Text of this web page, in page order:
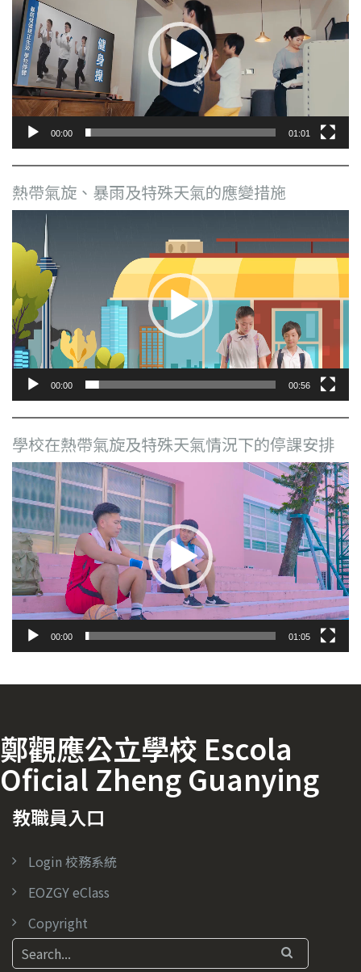
播
放
器
00:00 01:01
熱帶氣旋、暴雨及特殊天氣的應變措施
訊
放
器
00:00 00:56
學校在熱帶氣旋及特殊天氣情況下的停課安排
視
訊
播
放
器
00:00 01:05
鄭觀應公立學校 Escola
Oficial Zheng Guanying
教職員入口
Login 校務系統
EOZGY eClass
Copyright